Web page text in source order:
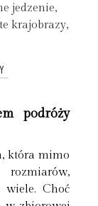
jedzenie,
krajobrazy,
podróży
która mimo
wiele. Choć